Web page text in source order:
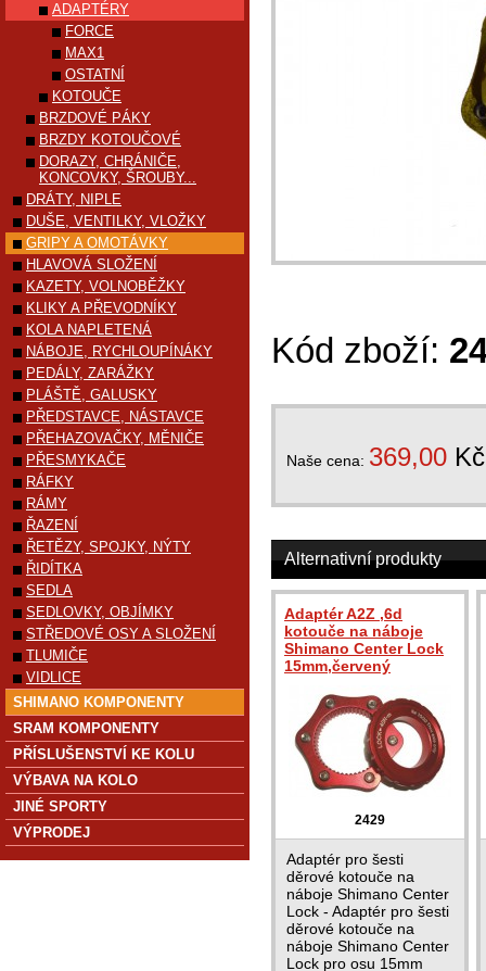
Kód zboží:
Naše cena: 369,00 Kč
Alternativní produkty
Adaptér A2Z ,6d
kotouče na náboje
Shimano Center Lock
15mm,červený
2429
Adaptér pro šesti
děrové kotouče na
náboje Shimano Center
Lock - Adaptér pro šesti
děrové kotouče na
náboje Shimano Center
Lock pro osu 15mm
ADAPTÉRY
FORCE
MAX1
OSTATNÍ
KOTOUČE
BRZDOVÉ PÁKY
BRZDY KOTOUČOVÉ
DORAZY, CHRÁNIČE,
KONCOVKY, ŠROUBY...
DRÁTY, NIPLE
DUŠE, VENTILKY, VLOŽKY
GRIPY A OMOTÁVKY
HLAVOVÁ SLOŽENÍ
KAZETY, VOLNOBĚŽKY
KLIKY A PŘEVODNÍKY
KOLA NAPLETENÁ
NÁBOJE, RYCHLOUPÍNÁKY
PEDÁLY, ZARÁŽKY
PLÁŠTĚ, GALUSKY
PŘEDSTAVCE, NÁSTAVCE
PŘEHAZOVAČKY, MĚNIČE
PŘESMYKAČE
RÁFKY
RÁMY
ŘAZENÍ
ŘETĚZY, SPOJKY, NÝTY
ŘIDÍTKA
SEDLA
SEDLOVKY, OBJÍMKY
STŘEDOVÉ OSY A SLOŽENÍ
TLUMIČE
VIDLICE
SHIMANO KOMPONENTY
SRAM KOMPONENTY
PŘÍSLUŠENSTVÍ KE KOLU
VÝBAVA NA KOLO
JINÉ SPORTY
VÝPRODEJ